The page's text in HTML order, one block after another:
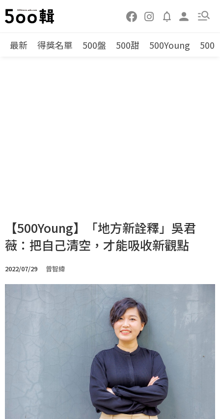
最新 得獎名單 500盤 500甜 500Young 500
【500Young】「地方新詮釋」吳君
薇：把自己清空，才能吸收新觀點
2022/07/29 曾智緯